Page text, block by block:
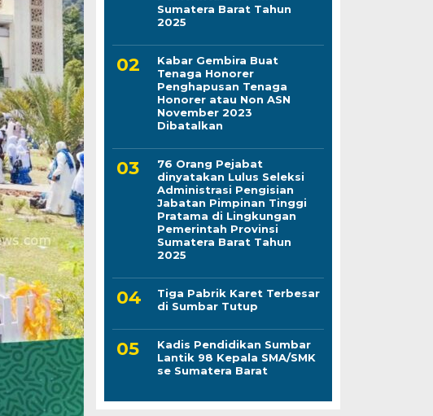
Sumatera Barat Tahun
2025
Kabar Gembira Buat
Tenaga Honorer
Penghapusan Tenaga
Honorer atau Non ASN
November 2023
Dibatalkan
76 Orang Pejabat
dinyatakan Lulus Seleksi
Administrasi Pengisian
Jabatan Pimpinan Tinggi
Pratama di Lingkungan
Pemerintah Provinsi
Sumatera Barat Tahun
2025
Tiga Pabrik Karet Terbesar
di Sumbar Tutup
Kadis Pendidikan Sumbar
Lantik 98 Kepala SMA/SMK
se Sumatera Barat